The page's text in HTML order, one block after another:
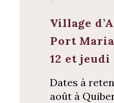
Village
Port
12 et jeudi
Dates à
août à